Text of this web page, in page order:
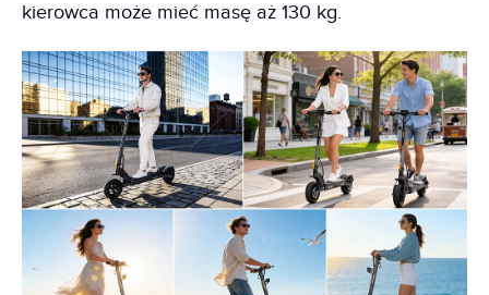
kierowca może mieć masę aż 130 kg.